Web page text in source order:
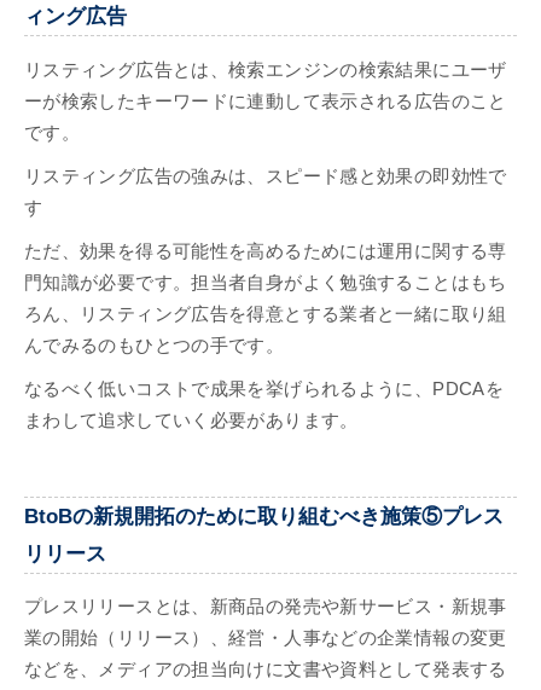
ィング広告
リスティング広告とは、検索エンジンの検索結果にユーザ
ーが検索したキーワードに連動して表示される広告のこと
です。
リスティング広告の強みは、スピード感と効果の即効性で
す
ただ、効果を得る可能性を高めるためには運用に関する専
門知識が必要です。担当者自身がよく勉強することはもち
ろん、リスティング広告を得意とする業者と一緒に取り組
んでみるのもひとつの手です。
なるべく低いコストで成果を挙げられるように、PDCAを
まわして追求していく必要があります。
BtoBの新規開拓のために取り組むべき施策⑤プレス
リリース
プレスリリースとは、新商品の発売や新サービス・新規事
業の開始（リリース）、経営・人事などの企業情報の変更
などを、メディアの担当向けに文書や資料として発表する